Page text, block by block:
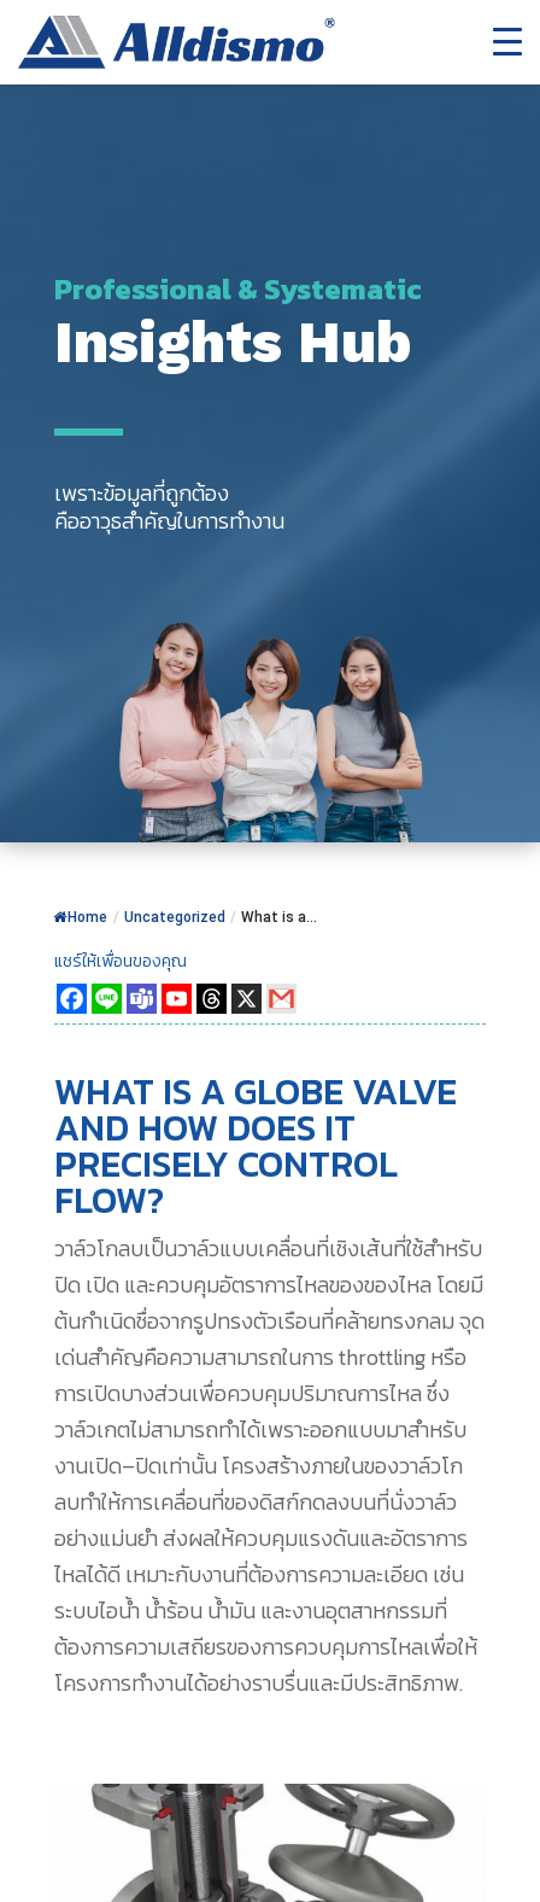
Professional & Systematic
Insights Hub
เพราะข้อมูลที่ถูกต้อง
คืออาวุธสำคัญในการทำงาน
Home / Uncategorized / What is a...
แชร์ให้เพื่อนของคุณ
WHAT IS A GLOBE VALVE
AND HOW DOES IT
PRECISELY CONTROL
FLOW?
วาล์วโกลบเป็นวาล์วแบบเคลื่อนที่เชิงเส้นที่ใช้สำหรับ
ปิด เปิด และควบคุมอัตราการไหลของของไหล โดยมี
ต้นกำเนิดชื่อจากรูปทรงตัวเรือนที่คล้ายทรงกลม จุด
เด่นสำคัญคือความสามารถในการ throttling หรือ
การเปิดบางส่วนเพื่อควบคุมปริมาณการไหล ซึ่ง
วาล์วเกตไม่สามารถทำได้เพราะออกแบบมาสำหรับ
งานเปิด–ปิดเท่านั้น โครงสร้างภายในของวาล์วโก
ลบทำให้การเคลื่อนที่ของดิสก์กดลงบนที่นั่งวาล์ว
อย่างแม่นยำ ส่งผลให้ควบคุมแรงดันและอัตราการ
ไหลได้ดี เหมาะกับงานที่ต้องการความละเอียด เช่น
ระบบไอน้ำ น้ำร้อน น้ำมัน และงานอุตสาหกรรมที่
ต้องการความเสถียรของการควบคุมการไหลเพื่อให้
โครงการทำงานได้อย่างราบรื่นและมีประสิทธิภาพ.